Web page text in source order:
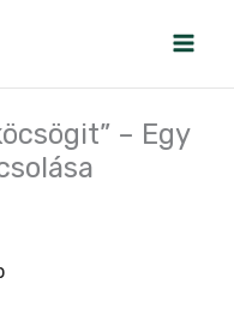
– Egy